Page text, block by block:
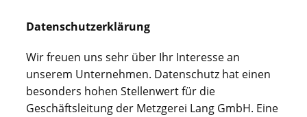
Datenschutzerklärung
Wir freuen uns sehr über Ihr Interesse an
unserem Unternehmen. Datenschutz hat einen
besonders hohen Stellenwert für die
Geschäftsleitung der Metzgerei Lang GmbH. Eine